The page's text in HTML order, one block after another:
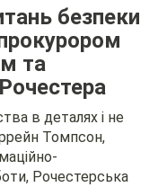
безпеки
та
в деталях і не
Томпсон,
Рочестерська